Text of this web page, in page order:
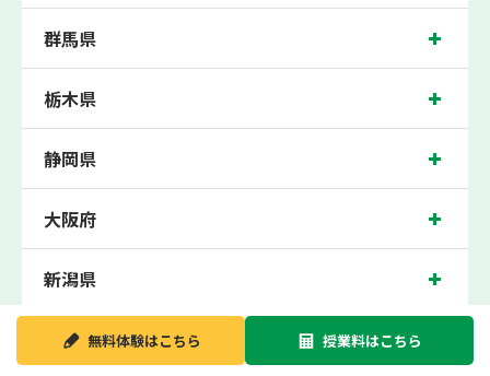
南柏校の住所は千葉県柏市南柏中央。周辺には柏保育園や南柏駅前交番などがござ
び、南柏駅はもちろん、近隣の柏駅や新柏駅にお住まいの方からも続々お問い合わ
せいただいております。無料体験受付中です！
群馬県
栃木県
静岡県
大阪府
新潟県
無料体験はこちら 授業料はこちら